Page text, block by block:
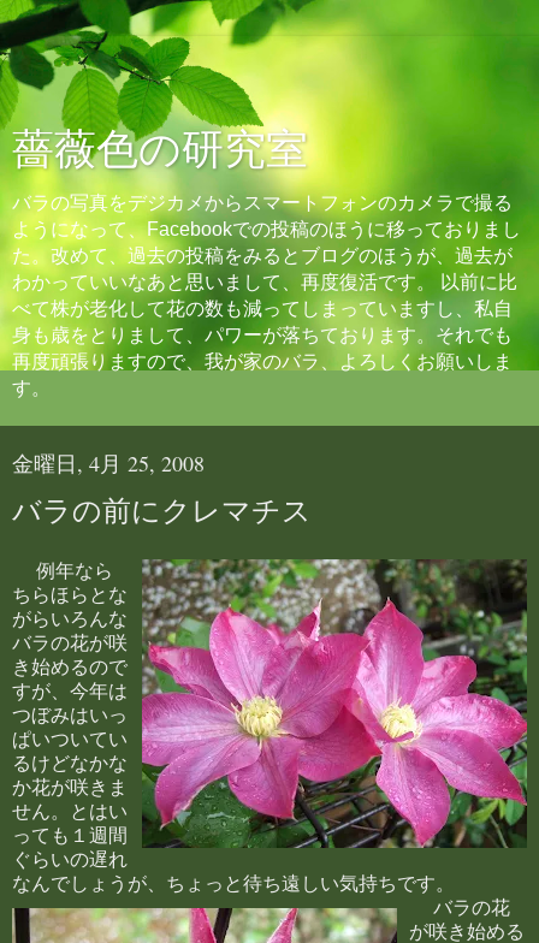
薔薇色の研究室
バラの写真をデジカメからスマートフォンのカメラで撮る
ようになって、Facebookでの投稿のほうに移っておりまし
た。改めて、過去の投稿をみるとブログのほうが、過去が
わかっていいなあと思いまして、再度復活です。 以前に比
べて株が老化して花の数も減ってしまっていますし、私自
身も歳をとりまして、パワーが落ちております。それでも
再度頑張りますので、我が家のバラ、よろしくお願いしま
す。
金曜日, 4月 25, 2008
バラの前にクレマチス
例年なら
ちらほらとな
がらいろんな
バラの花が咲
き始めるので
すが、今年は
つぼみはいっ
ぱいついてい
るけどなかな
か花が咲きま
せん。とはい
っても１週間
ぐらいの遅れ
なんでしょうが、ちょっと待ち遠しい気持ちです。
バラの花
が咲き始める